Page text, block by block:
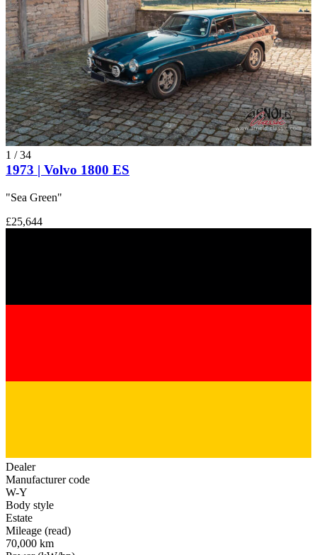
1 /34
1973 | Volvo 1800 ES
"Sea Green"
£25,644
Dealer
Manufacturer code
W-Y
Body style
Estate
Mileage (read)
70,000 km